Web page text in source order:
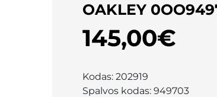
OAKLEY
145,00€
Kodas: 202919
Spalvos kodas: 949703